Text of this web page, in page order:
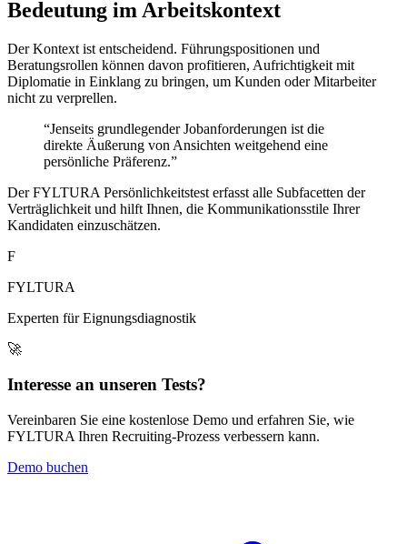
Bedeutung im Arbeitskontext
Der Kontext ist entscheidend. Führungspositionen und
Beratungsrollen können davon profitieren, Aufrichtigkeit mit
Diplomatie in Einklang zu bringen, um Kunden oder Mitarbeiter
nicht zu verprellen.
“Jenseits grundlegender Jobanforderungen ist die
direkte Äußerung von Ansichten weitgehend eine
persönliche Präferenz.”
Der FYLTURA Persönlichkeitstest erfasst alle Subfacetten der
Verträglichkeit und hilft Ihnen, die Kommunikationsstile Ihrer
Kandidaten einzuschätzen.
F
FYLTURA
Experten für Eignungsdiagnostik
🚀
Interesse an unseren Tests?
Vereinbaren Sie eine kostenlose Demo und erfahren Sie, wie
FYLTURA Ihren Recruiting-Prozess verbessern kann.
Demo buchen